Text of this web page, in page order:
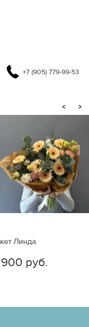
+7 (905) 779-99-53
< >
Линда
руб.